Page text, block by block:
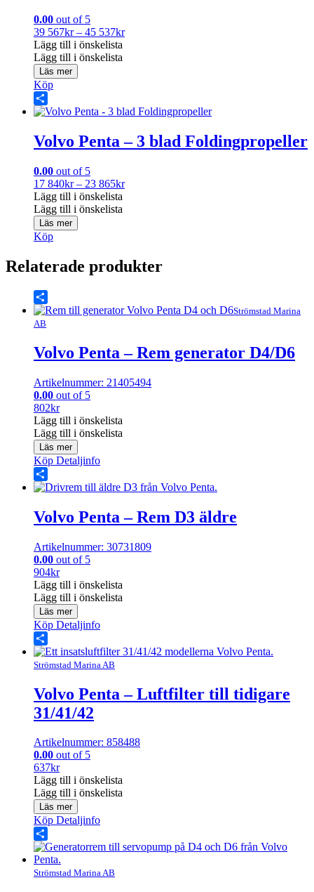
0.00 out of 5
39 567kr – 45 537krPrisintervall:
Lägg till i önskelista
Lägg till i önskelista
Läs mer
Köp
Share
Volvo Penta – 3 blad Foldingpropeller
0.00 out of 5
17 840kr – 23 865krPrisintervall:
Lägg till i önskelista
Lägg till i önskelista
Läs mer
Köp
Relaterade produkter
Share
Strömstad Marina
AB
Volvo Penta – Rem generator D4/D6
Artikelnummer: 21405494
0.00 out of 5
802kr
Lägg till i önskelista
Lägg till i önskelista
Läs mer
Köp Detaljinfo
Share
Volvo Penta – Rem D3 äldre
Artikelnummer: 30731809
0.00 out of 5
904kr
Lägg till i önskelista
Lägg till i önskelista
Läs mer
Köp Detaljinfo
Share
Strömstad Marina AB
Volvo Penta – Luftfilter till tidigare
31/41/42
Artikelnummer: 858488
0.00 out of 5
637kr
Lägg till i önskelista
Lägg till i önskelista
Läs mer
Köp Detaljinfo
Share
Strömstad Marina AB